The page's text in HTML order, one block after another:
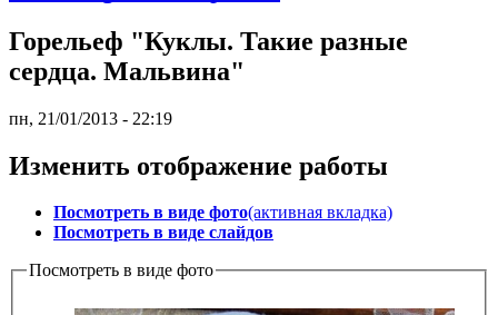
Горельеф "Куклы. Такие разные
сердца. Мальвина"
пн, 21/01/2013 - 22:19
Изменить отображение работы
Посмотреть в виде фото(активная вкладка)
Посмотреть в виде слайдов
Посмотреть в виде фото